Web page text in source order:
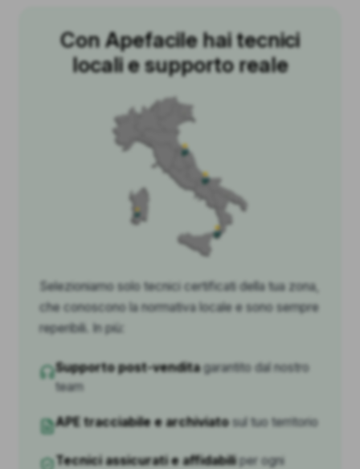
Con Apefacile hai tecnici
locali e supporto reale
Selezioniamo solo tecnici certificati della tua zona,
che conoscono la normativa locale e sono sempre
reperibili. In più:
Supporto post-venditagarantito dal nostro
team
APE tracciabile e archiviatosul tuo territorio
Tecnici assicurati e affidabiliper ogni